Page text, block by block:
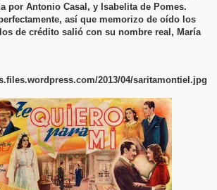
por Antonio Casal, y Isabelita de Pomes.
así que memorizo de oído los
de crédito salió con su nombre real, María